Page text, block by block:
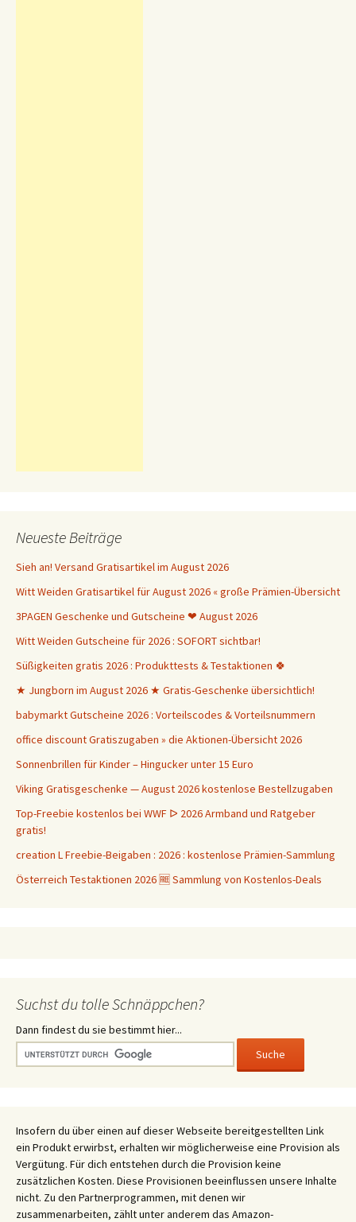
Neueste Beiträge
Sieh an! Versand Gratisartikel im August 2026
Witt Weiden Gratisartikel für August 2026 « große Prämien-Übersicht
3PAGEN Geschenke und Gutscheine ❤ August 2026
Witt Weiden Gutscheine für 2026 : SOFORT sichtbar!
Süßigkeiten gratis 2026 : Produkttests & Testaktionen 🍀
★ Jungborn im August 2026 ★ Gratis-Geschenke übersichtlich!
babymarkt Gutscheine 2026 : Vorteilscodes & Vorteilsnummern
office discount Gratiszugaben » die Aktionen-Übersicht 2026
Sonnenbrillen für Kinder – Hingucker unter 15 Euro
Viking Gratisgeschenke — August 2026 kostenlose Bestellzugaben
Top-Freebie kostenlos bei WWF ᐅ 2026 Armband und Ratgeber
gratis!
creation L Freebie-Beigaben : 2026 : kostenlose Prämien-Sammlung
Österreich Testaktionen 2026 🆓 Sammlung von Kostenlos-Deals
Suchst du tolle Schnäppchen?
Dann findest du sie bestimmt hier...
Insofern du über einen auf dieser Webseite bereitgestellten Link
ein Produkt erwirbst, erhalten wir möglicherweise eine Provision als
Vergütung. Für dich entstehen durch die Provision keine
zusätzlichen Kosten. Diese Provisionen beeinflussen unsere Inhalte
nicht. Zu den Partnerprogrammen, mit denen wir
zusammenarbeiten, zählt unter anderem das Amazon-